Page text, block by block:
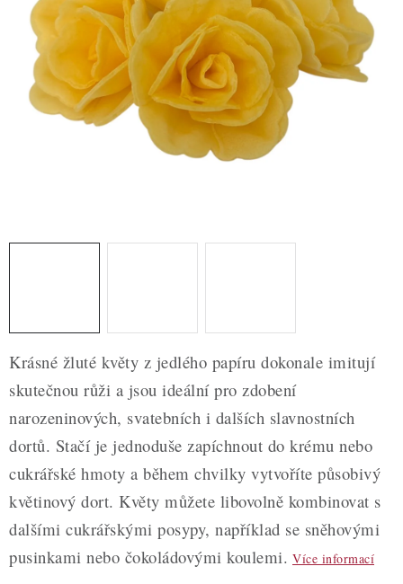
ZDRAVÉ PEČENÍ
DÁRKOVÉ POUKAZY
TÉMATICKÉ PRODUKTY
Hodnocení obchodu
Blog
Moje objednávka
Podmínky ochrany osobních údajů
Krásné žluté květy z jedlého papíru dokonale imitují
skutečnou růži a jsou ideální pro zdobení
narozeninových, svatebních i dalších slavnostních
dortů. Stačí je jednoduše zapíchnout do krému nebo
cukrářské hmoty a během chvilky vytvoříte působivý
květinový dort. Květy můžete libovolně kombinovat s
dalšími cukrářskými posypy, například se sněhovými
pusinkami nebo čokoládovými koulemi. Více informací